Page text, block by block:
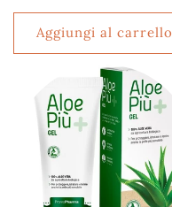
di
listino
scontato
Aggiungi al carrello